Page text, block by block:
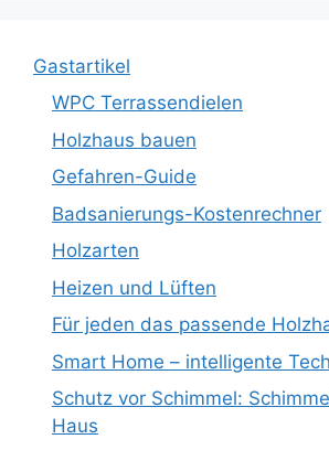
Gastartikel
WPC Terrassendielen
Holzhaus bauen
Gefahren-Guide
Badsanierungs-Kostenrechner
Holzarten
Heizen und Lüften
Für jeden das passende
Smart Home – intelligente
Schutz vor Schimmel:
Haus